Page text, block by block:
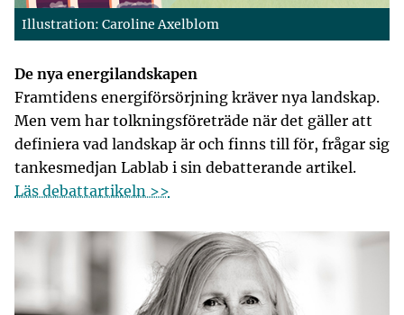
Illustration: Caroline Axelblom
De nya energilandskapen
Framtidens energiförsörjning kräver nya landskap.
Men vem har tolkningsföreträde när det gäller att
definiera vad landskap är och finns till för, frågar sig
tankesmedjan Lablab i sin debatterande artikel.
Läs debattartikeln >>